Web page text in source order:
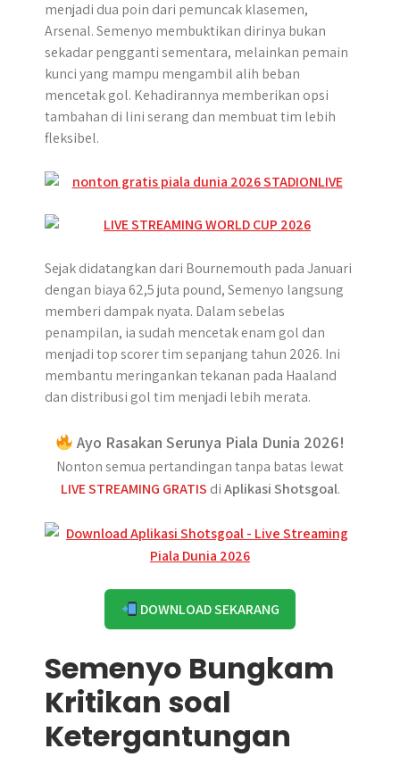
menjadi dua poin dari pemuncak klasemen,
Arsenal. Semenyo membuktikan dirinya bukan
sekadar pengganti sementara, melainkan pemain
kunci yang mampu mengambil alih beban
mencetak gol. Kehadirannya memberikan opsi
tambahan di lini serang dan membuat tim lebih
fleksibel.
Sejak didatangkan dari Bournemouth pada Januari
dengan biaya 62,5 juta pound, Semenyo langsung
memberi dampak nyata. Dalam sebelas
penampilan, ia sudah mencetak enam gol dan
menjadi top scorer tim sepanjang tahun 2026. Ini
membantu meringankan tekanan pada Haaland
dan distribusi gol tim menjadi lebih merata.
Ayo Rasakan Serunya Piala Dunia 2026!
Nonton semua pertandingan tanpa batas lewat
LIVE STREAMING GRATIS diAplikasi Shotsgoal.
DOWNLOAD SEKARANG
Semenyo Bungkam
Kritikan soal
Ketergantungan